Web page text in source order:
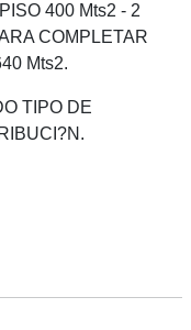
400 Mts2 - 2
COMPLETAR
Mts2.
TIPO DE